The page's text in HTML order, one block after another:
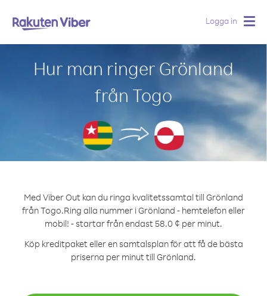
Logga in
Hur man ringer Grönland
från Togo
Med Viber Out kan du ringa kvalitetssamtal till Grönland
från Togo.Ring alla nummer i Grönland - hemtelefon eller
mobil! - startar från endast 58.0 ¢ per minut.
Köp kreditpaket eller en samtalsplan för att få de bästa
priserna per minut till Grönland.